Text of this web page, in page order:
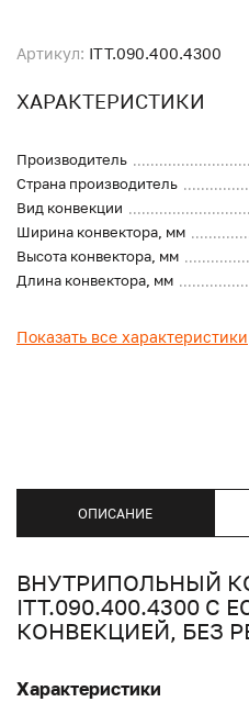
Артикул: ITT.090.400.4300
ХАРАКТЕРИСТИКИ
Производитель
Страна производитель
Вид конвекции
Ширина конвектора, мм
Высота конвектора, мм
Длина конвектора, мм
Показать все характеристики
ОПИСАНИЕ
ВНУТРИПОЛЬНЫЙ
ITT.090.400.4300 С
КОНВЕКЦИЕЙ, БЕЗ
Характеристики